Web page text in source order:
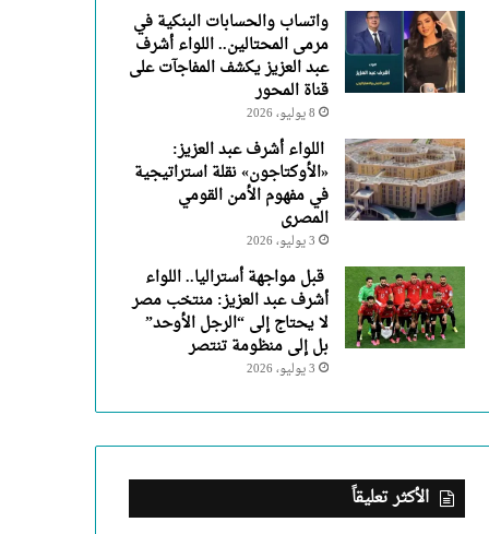
واتساب والحسابات البنكية في
مرمى المحتالين.. اللواء أشرف
عبد العزيز يكشف المفاجآت على
قناة المحور
8 يوليو، 2026
اللواء أشرف عبد العزيز:
«الأوكتاجون» نقلة استراتيجية
في مفهوم الأمن القومي
المصرى
3 يوليو، 2026
قبل مواجهة أستراليا.. اللواء
أشرف عبد العزيز: منتخب مصر
لا يحتاج إلى “الرجل الأوحد”
بل إلى منظومة تنتصر
3 يوليو، 2026
الأكثر تعليقاً